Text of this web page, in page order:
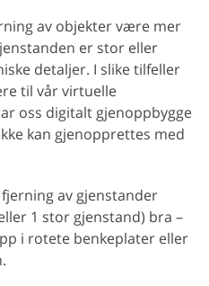
av objekter være mer
er stor eller
detaljer. I slike tilfeller
til vår virtuelle
oss digitalt gjenoppbygge
kan gjenopprettes med
av gjenstander
1 stor gjenstand) bra –
i rotete benkeplater eller